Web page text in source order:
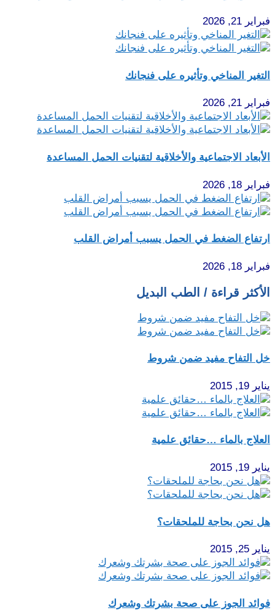
فبراير 21, 2026
التغير المناخي وتأثيره على فنجانك
فبراير 21, 2026
الأبعاد الاجتماعية والأخلاقية لتقنيات الحمل المساعدة
فبراير 18, 2026
ارتفاع الضغط في الحمل يسبب أمراض القلب
فبراير 18, 2026
الأكثر قراءة / الطب البديل
خل التفاح مفيد ضمن شروط
يناير 19, 2015
العلاج بالماء …حقائق علمية
يناير 19, 2015
هل نحن بحاجة للملحقات؟
يناير 25, 2015
فوائد الجوز على صحة بشرتك وشعرك